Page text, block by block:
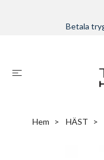
Betala
Hem HÄST